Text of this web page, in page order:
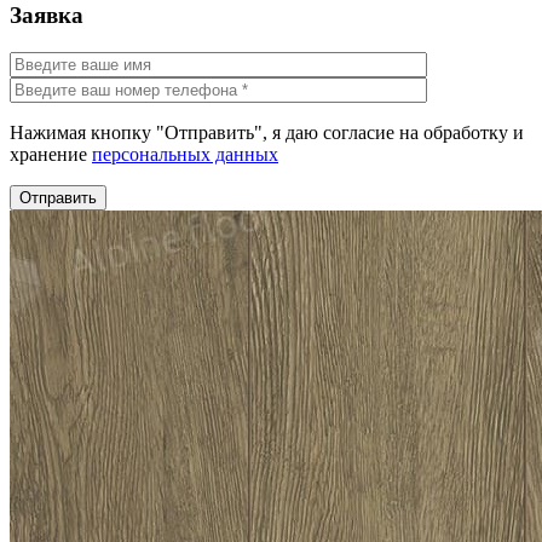
Заявка
Нажимая кнопку "Отправить", я даю согласие на обработку и
хранение персональных данных
Отправить